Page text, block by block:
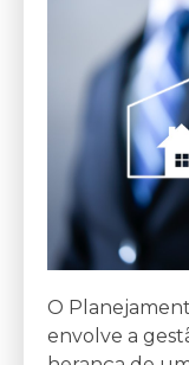
O
envolve a